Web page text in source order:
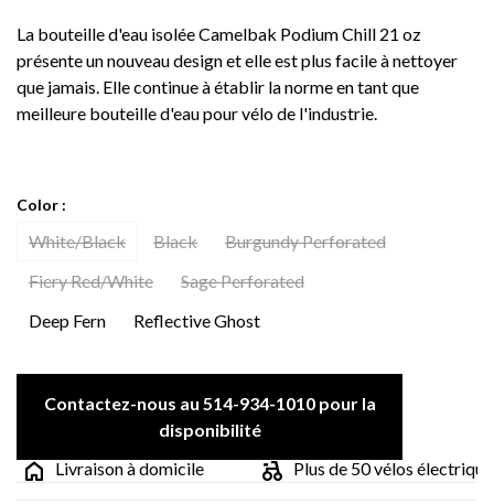
La bouteille d'eau isolée Camelbak Podium Chill 21 oz
présente un nouveau design et elle est plus facile à nettoyer
que jamais. Elle continue à établir la norme en tant que
meilleure bouteille d'eau pour vélo de l'industrie.
Color :
White/Black Black
Burgundy Perforated
Fiery Red/White
Sage Perforated
Deep Fern
Reflective Ghost
Contactez-nous au 514-934-1010 pour la
disponibilité
Livraison à domicile
Plus de 50 vélos